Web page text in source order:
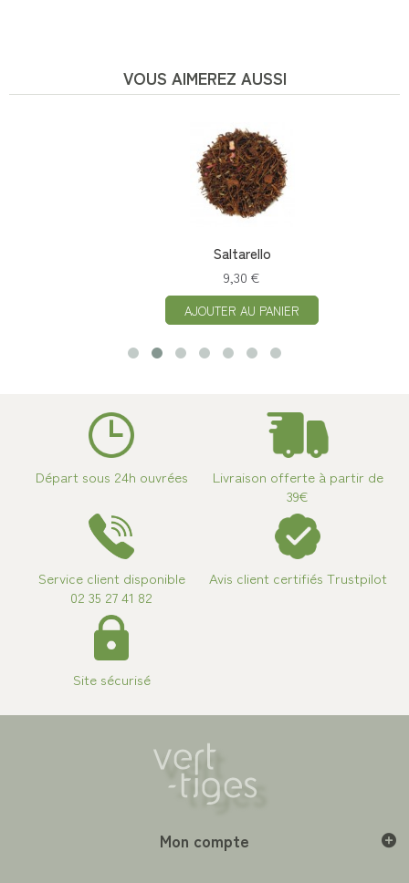
VOUS AIMEREZ AUSSI
Départ sous 24h ouvrées
Livraison offerte à partir de
39€
Service client disponible
02 35 27 41 82
Avis client certifiés Trustpilot
Site sécurisé
Mon compte